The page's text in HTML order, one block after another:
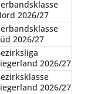
2026/27
2026/27
2026/27
2026/27